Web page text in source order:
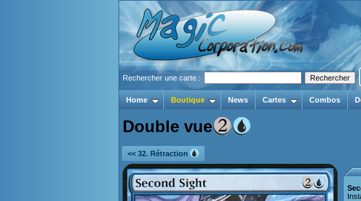
Rechercher une carte :
Home Boutique News Cartes Combos
Double vue
<< 32. Rétraction